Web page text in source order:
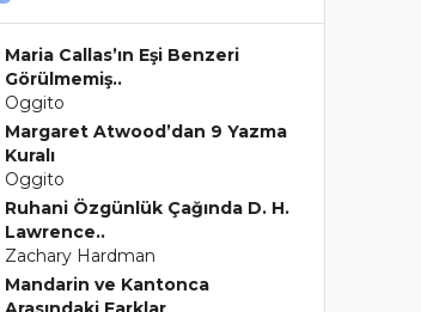
Maria Callas’ın Eşi Benzeri
Görülmemiş..
Oggito
Margaret Atwood’dan 9 Yazma
Kuralı
Oggito
Ruhani Özgünlük Çağında D. H.
Lawrence..
Zachary Hardman
Mandarin ve Kantonca